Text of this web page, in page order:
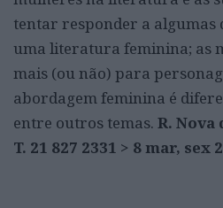
tentar responder a algumas
uma literatura feminina; as
mais (ou não) para
abordagem feminina é
entre outros temas. R. Nova
T. 21 827 2331 > 8 mar, sex